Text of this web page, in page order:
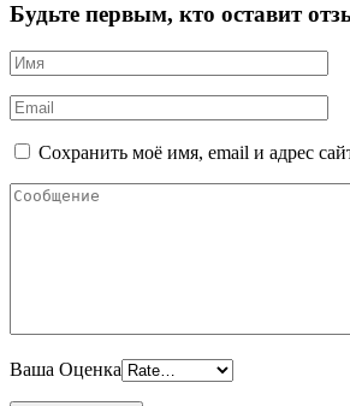
Будьте первым, кто оставит
Сохранить моё имя, email и адрес
Ваша Оценка